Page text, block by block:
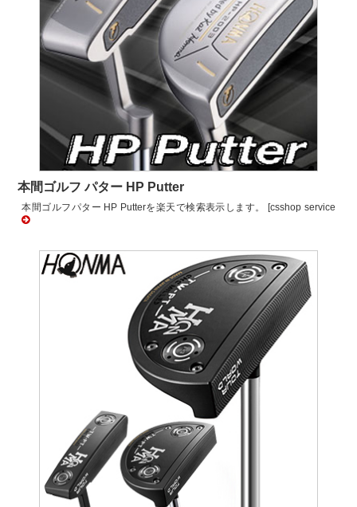
本間ゴルフ パター HP Putter
本間ゴルフパター HP Putterを楽天で検索表示します。 [csshop service